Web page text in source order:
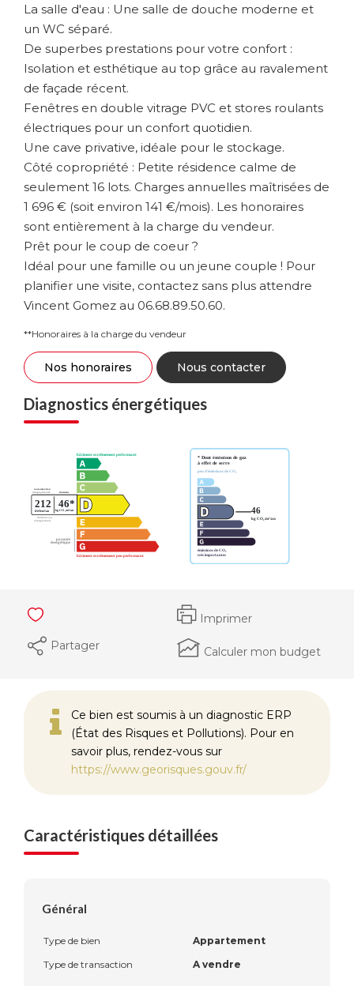
La salle d'eau : Une salle de douche moderne et
un WC séparé.
De superbes prestations pour votre confort :
Isolation et esthétique au top grâce au ravalement
de façade récent.
Fenêtres en double vitrage PVC et stores roulants
électriques pour un confort quotidien.
Une cave privative, idéale pour le stockage.
Côté copropriété : Petite résidence calme de
seulement 16 lots. Charges annuelles maîtrisées de
1 696 € (soit environ 141 €/mois). Les honoraires
sont entièrement à la charge du vendeur.
Prêt pour le coup de coeur ?
Idéal pour une famille ou un jeune couple ! Pour
planifier une visite, contactez sans plus attendre
Vincent Gomez au 06.68.89.50.60.
**Honoraires à la charge du vendeur
Nos honoraires Nous contacter
Diagnostics énergétiques
Imprimer
Partager
Calculer mon budget
Ce bien est soumis à un diagnostic ERP
(État des Risques et Pollutions). Pour en
savoir plus, rendez-vous sur
https://www.georisques.gouv.fr/
Caractéristiques détaillées
Général
Type de bien
Appartement
Type de transaction
A vendre